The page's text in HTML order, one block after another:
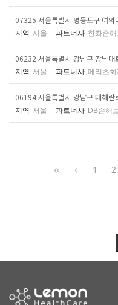
07325 서울특별시 영등포구 여
지역 서울 파트너사 한화손해
06232 서울특별시 강남구 강남
지역 서울 파트너사 메리츠화
06194 서울특별시 강남구 테헤
지역 서울 파트너사 DB손해
1 2